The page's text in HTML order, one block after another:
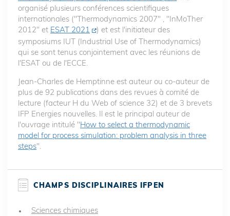
organisé plusieurs conférences scientifiques
internationales ("Thermodynamics 2007" , "InMoTher
2012" et ESAT 2021
) et est l'initiateur des
symposiums IUT (Industrial Use of Thermodynamics)
qui se sont tenus conjointement avec les réunions de
l'ESAT ou de l'ECCE.
Jean-Charles de Hemptinne est auteur ou co-auteur de
plus de 92 publications dans des revues à comité de
lecture (facteur H du Web of science 32) et de 3 brevets
IFP Energies nouvelles. Il est le principal auteur de
l'ouvrage intitulé "How to select a thermodynamic
model for process simulation: problem analysis in three
steps".
CHAMPS DISCIPLINAIRES IFPEN
Sciences chimiques